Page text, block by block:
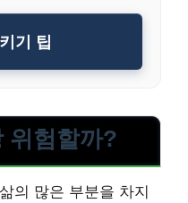
기 팁
위험할까?
의 많은 부분을 차지